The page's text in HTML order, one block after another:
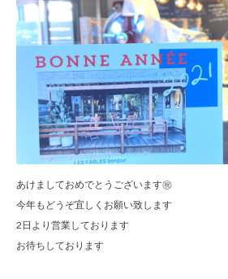
あけましておめでとうございます㊗️
今年もどうぞ宜しくお願い致します
2日より営業しております
お待ちしております